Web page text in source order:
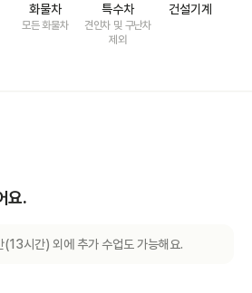
화물차
모든 화물차
특수차
견인차 및 구난차
제외
건설기계
요.
(13시간) 외에 추가 수업도 가능해요.